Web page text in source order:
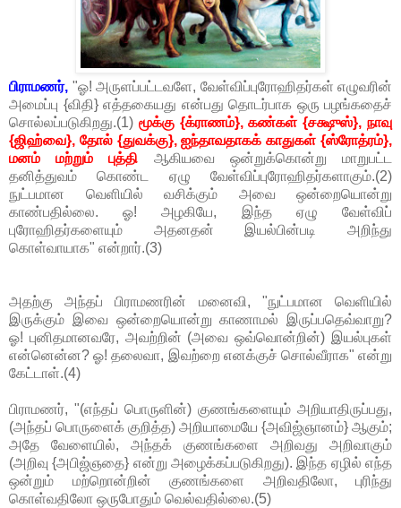
பிராமணர், "ஓ! அருளப்பட்டவளே, வேள்விப்புரோஹிதர்கள் எழுவரின்
அமைப்பு {விதி} எத்தகையது என்பது தொடர்பாக ஒரு பழங்கதைச்
சொல்லப்படுகிறது.(1) மூக்கு {க்ராணம்}, கண்கள் {சக்ஷுஸ்}, நாவு
{ஜிஹ்வை}, தோல் {துவக்கு}, ஐந்தாவதாகக் காதுகள் {ஸ்ரோத்ரம்},
மனம் மற்றும் புத்தி ஆகியவை ஒன்றுக்கொன்று மாறுபட்ட
தனித்துவம் கொண்ட ஏழு வேள்விப்புரோஹிதர்களாகும்.(2)
நுட்பமான வெளியில் வசிக்கும் அவை ஒன்றையொன்று
காண்பதில்லை. ஓ! அழகியே, இந்த ஏழு வேள்விப்
புரோஹிதர்களையும் அதனதன் இயல்பின்படி அறிந்து
கொள்வாயாக" என்றார்.(3)
அதற்கு அந்தப் பிராமணரின் மனைவி, "நுட்பமான வெளியில்
இருக்கும் இவை ஒன்றையொன்று காணாமல் இருப்பதெவ்வாறு?
ஓ! புனிதமானவரே, அவற்றின் (அவை ஒவ்வொன்றின்) இயல்புகள்
என்னென்ன? ஓ! தலைவா, இவற்றை எனக்குச் சொல்வீராக" என்று
கேட்டாள்.(4)
பிராமணர், "(எந்தப் பொருளின்) குணங்களையும் அறியாதிருப்பது,
(அந்தப் பொருளைக் குறித்த) அறியாமையே {அவிஜ்ஞானம்} ஆகும்;
அதே வேளையில், அந்தக் குணங்களை அறிவது அறிவாகும்
(அறிவு {அபிஜ்ஞதை} என்று அழைக்கப்படுகிறது). இந்த ஏழில் எந்த
ஒன்றும் மற்றொன்றின் குணங்களை அறிவதிலோ, புரிந்து
கொள்வதிலோ ஒருபோதும் வெல்வதில்லை.(5)